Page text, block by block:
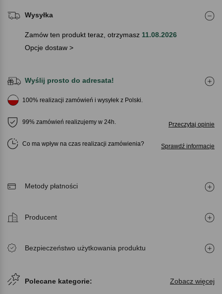
Wysyłka
Zamów ten produkt teraz, otrzymasz 11.08.2026
Opcje dostaw >
Wyślij prosto do adresata!
100% realizacji zamówień i wysyłek z Polski.
99% zamówień realizujemy w 24h. Przeczytaj opinie
Co ma wpływ na czas realizacji zamówienia Sprawdź informacje
Metody płatności
Producent
Bezpieczeństwo użytkowania produktu
Polecane kategorie: Zobacz więcej